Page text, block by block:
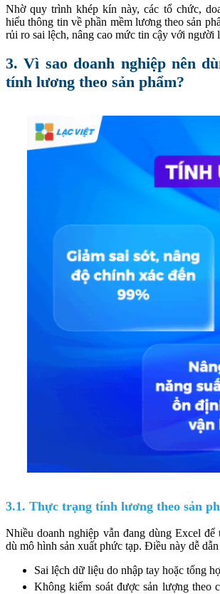
Nhờ quy trình khép kín này, các tổ chức,
hiểu thông tin về phần mềm lương theo sản
rủi ro sai lệch, nâng cao mức tin cậy với người
3. Vì sao doanh nghiệp nên
tính lương theo sản phẩm?
3.1. Thực trạng tính lương theo sản
Nhiều doanh nghiệp vẫn đang dùng Excel để
dù mô hình sản xuất phức tạp. Điều này dễ
Sai lệch dữ liệu do nhập tay hoặc tổng
Không kiểm soát được sản lượng theo